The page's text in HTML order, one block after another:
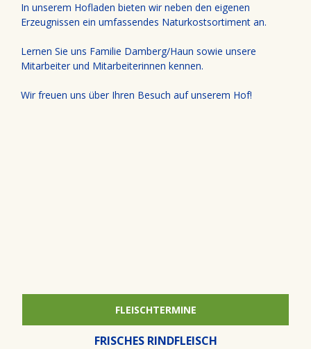
In unserem Hofladen bieten wir neben den eigenen
Erzeugnissen ein umfassendes Naturkostsortiment an.
Lernen Sie uns Familie Damberg/Haun sowie unsere
Mitarbeiter und Mitarbeiterinnen kennen.
Wir freuen uns über Ihren Besuch auf unserem Hof!
FLEISCHTERMINE
FRISCHES RINDFLEISCH